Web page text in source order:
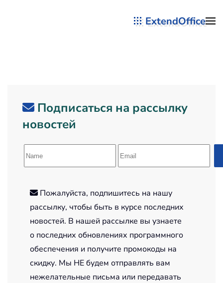
ExtendOffice
Подписаться на рассылку
новостей
Пожалуйста, подпишитесь на нашу
рассылку, чтобы быть в курсе последних
новостей. В нашей рассылке вы узнаете
о последних обновлениях программного
обеспечения и получите промокоды на
скидку. Мы НЕ будем отправлять вам
нежелательные письма или передавать